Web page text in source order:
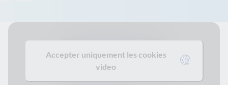
Accepter uniquement les cookies
video